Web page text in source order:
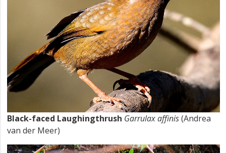
Black-faced Laughingthrush Garrulax affinis(Andrea
van der Meer)